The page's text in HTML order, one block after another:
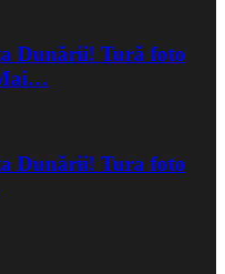
Dunării! Tură foto
Dunării! Tura foto